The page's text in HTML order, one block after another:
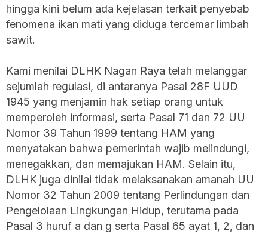
hingga kini belum ada kejelasan terkait penyebab
fenomena ikan mati yang diduga tercemar limbah
sawit.
Kami menilai DLHK Nagan Raya telah melanggar
sejumlah regulasi, di antaranya Pasal 28F UUD
1945 yang menjamin hak setiap orang untuk
memperoleh informasi, serta Pasal 71 dan 72 UU
Nomor 39 Tahun 1999 tentang HAM yang
menyatakan bahwa pemerintah wajib melindungi,
menegakkan, dan memajukan HAM. Selain itu,
DLHK juga dinilai tidak melaksanakan amanah UU
Nomor 32 Tahun 2009 tentang Perlindungan dan
Pengelolaan Lingkungan Hidup, terutama pada
Pasal 3 huruf a dan g serta Pasal 65 ayat 1, 2, dan